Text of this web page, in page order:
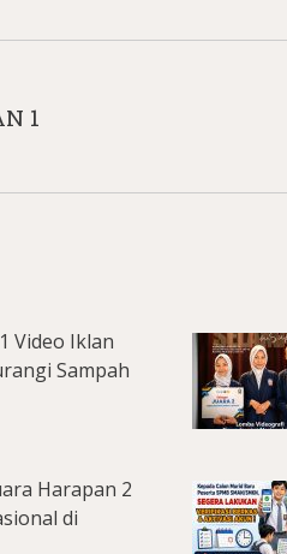
1
Video Iklan
Sampah
Harapan 2
di